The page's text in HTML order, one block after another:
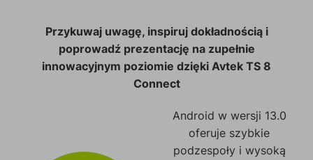
Przykuwaj uwagę, inspiruj dokładnością i
poprowadź prezentację na zupełnie
innowacyjnym poziomie dzięki Avtek TS 8
Connect
Android w wersji 13.0
oferuje szybkie
podzespoły i wysoką